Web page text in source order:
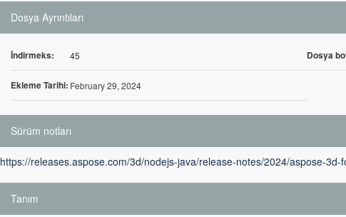
Dosya Ayrıntıları
İndirmeks: 45 Dosya
Ekleme Tarihi: February 29, 2024
Sürüm notları
https://releases.aspose.com/3d/nodejs-java/release-notes/2024/aspose-
Tanım